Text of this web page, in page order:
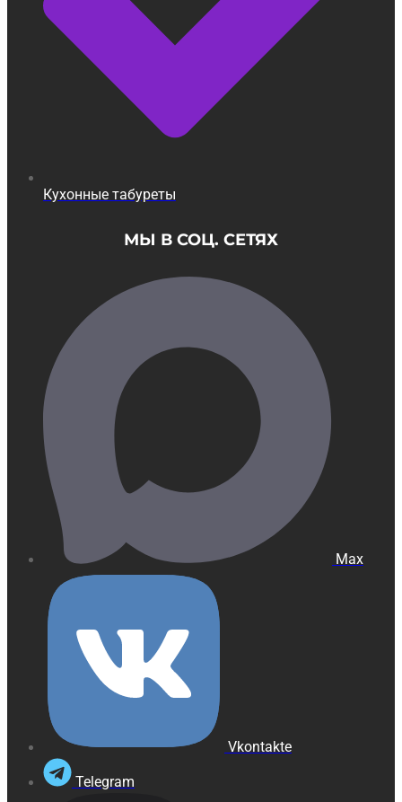
Кухонные табуреты
МЫ В СОЦ. СЕТЯХ
Max
Vkontakte
Telegram